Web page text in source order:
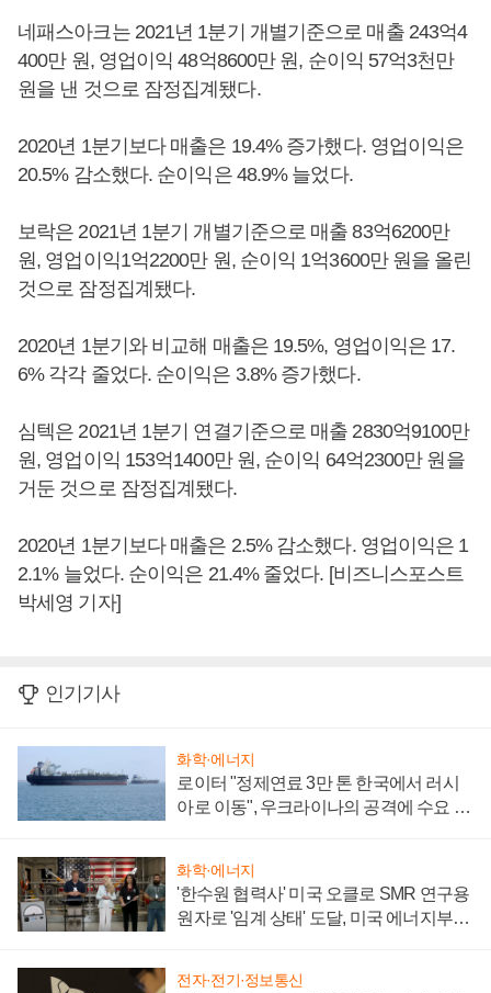
네패스아크는 2021년 1분기 개별기준으로 매출 243억4
400만 원, 영업이익 48억8600만 원, 순이익 57억3천만
원을 낸 것으로 잠정집계됐다.
2020년 1분기보다 매출은 19.4% 증가했다. 영업이익은
20.5% 감소했다. 순이익은 48.9% 늘었다.
보락은 2021년 1분기 개별기준으로 매출 83억6200만
원, 영업이익1억2200만 원, 순이익 1억3600만 원을 올린
것으로 잠정집계됐다.
2020년 1분기와 비교해 매출은 19.5%, 영업이익은 17.
6% 각각 줄었다. 순이익은 3.8% 증가했다.
심텍은 2021년 1분기 연결기준으로 매출 2830억9100만
원, 영업이익 153억1400만 원, 순이익 64억2300만 원을
거둔 것으로 잠정집계됐다.
2020년 1분기보다 매출은 2.5% 감소했다. 영업이익은 1
2.1% 늘었다. 순이익은 21.4% 줄었다. [비즈니스포스트
박세영 기자]
인기기사
화학·에너지
로이터 "정제연료 3만 톤 한국에서 러시
아로 이동", 우크라이나의 공격에 수요 늘
화학·에너지
'한수원 협력사' 미국 오클로 SMR 연구용
원자로 '임계 상태' 도달, 미국 에너지부
전자·전기·정보통신